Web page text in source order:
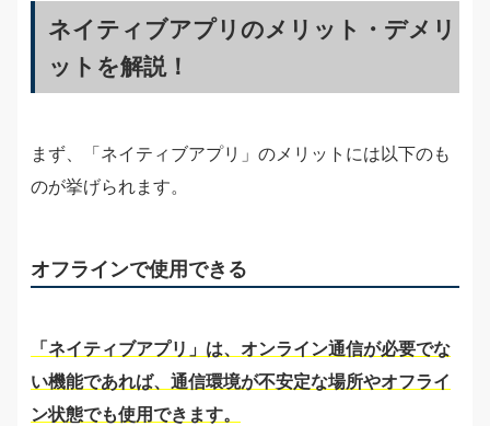
ネイティブアプリのメリット・デメリ
ットを解説！
まず、「ネイティブアプリ」のメリットには以下のも
のが挙げられます。
オフラインで使用できる
「ネイティブアプリ」は、オンライン通信が必要でな
い機能であれば、通信環境が不安定な場所やオフライ
ン状態でも使用できます。